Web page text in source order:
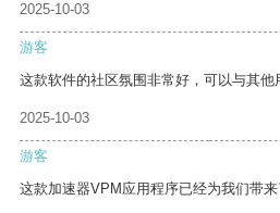
2025-10-03
游客
这款软件的社区氛围非常好，可以与其他
2025-10-03
游客
这款加速器VPM应用程序已经为我们带来